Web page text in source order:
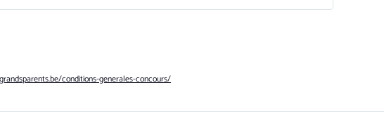
conditions-generales-concours/